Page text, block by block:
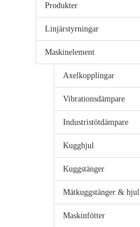
Produkter
Linjärstyrningar
Maskinelement
Axelkopplingar
Vibrationsdämpare
Industristötdämpare
Kugghjul
Kuggstänger
Mätkuggstänger & hjul
Maskinfötter